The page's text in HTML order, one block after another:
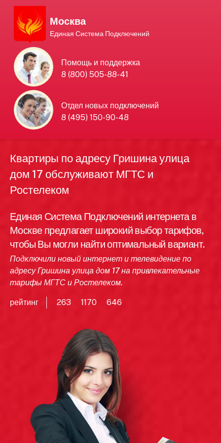
Москва
Единая Система Подключений
Помощь и поддержка
8 (800) 505-88-41
Отдел новых подключений
8 (495) 150-90-48
Единая Система
Подключений
нового интернета и
телевидения в Москве
Квартиры по адресу Гришина улица
дом 17 обслуживают МГТС и
Ростелеком
Единая Система Подключений интернета в
Москве предлагает широкий выбор тарифов,
чтобы Вы могли найти оптимальный вариант.
Подключили новый интернет и телевидение по
адресу Гришина улица дом 17 на привлекательные
тарифы МГТС и Ростелеком.
рейтинг 263 1170 646